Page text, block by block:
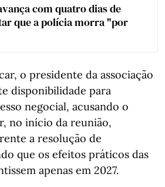
com quatro dias de
que a polícia morra "por
o presidente da associação
disponibilidade para
negocial, acusando o
no início da reunião,
a resolução de
que os efeitos práticos das
apenas em 2027.